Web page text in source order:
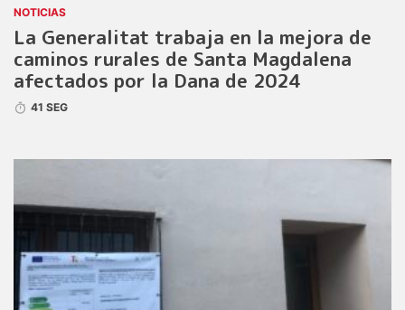
NOTICIAS
La Generalitat trabaja en la mejora de
caminos rurales de Santa Magdalena
afectados por la Dana de 2024
41 SEG